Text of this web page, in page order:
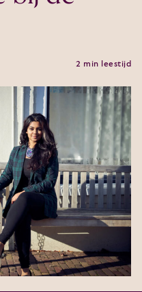
2 min leestijd